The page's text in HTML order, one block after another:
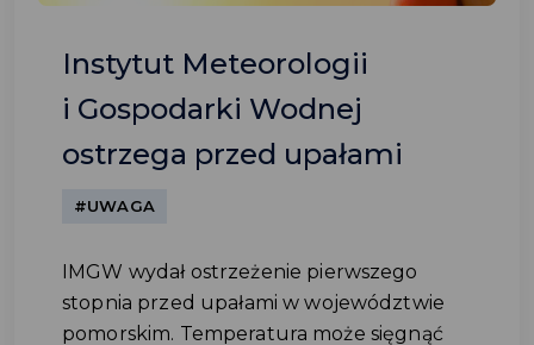
Instytut Meteorologii
i Gospodarki Wodnej
ostrzega przed upałami
#UWAGA
IMGW wydał ostrzeżenie pierwszego
stopnia przed upałami w województwie
pomorskim. Temperatura może sięgnąć